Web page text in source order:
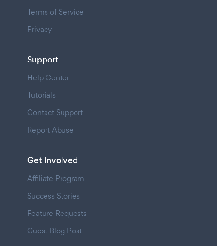
Terms of Service
Privacy
Support
Help Center
Tutorials
Contact Support
Report Abuse
Get Involved
Affiliate Program
Success Stories
Feature Requests
Guest Blog Post